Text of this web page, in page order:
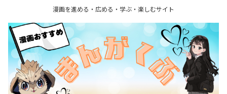
漫画を進める・広める・学ぶ・楽しむサイト